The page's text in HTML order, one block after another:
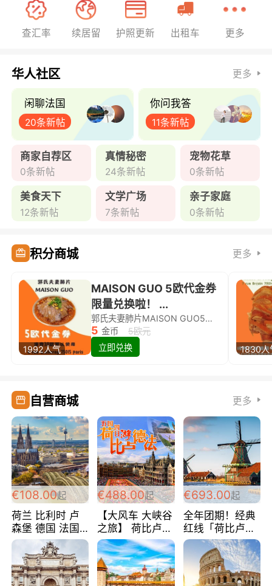
查汇率 续居留 护照更新 出租车 更多
华人社区 更多
闲聊法国
20条新帖
你问我答
11条新帖
商家自荐区
0条新帖
真情秘密
24条新帖
宠物花草
0条新帖
美食天下
12条新帖
文学广场
7条新帖
亲子家庭
0条新帖
积分商城 更多
1992人气
MAISON GUO 5欧代金券
限量兑换啦！ ...
郭氏夫妻肺片MAISON GUO5欧代金券限量兑换啦！
5 金币
5欧元
立即兑换
1830人
自营商城 更多
€108.00起
荷兰 比利时 卢
森堡 德国 法国
超爽玩遍西欧 循
环线 全程四星宾
馆 108欧/人/天
€488.00起
【大风车 大峡谷
之旅】 荷比卢德
法 巴黎上下 经
典五国四日游
488欧/人
€693.00起
全年团期！经典
红线「荷比卢德
法」七天循环 五
国 仅售99欧/人/
天！巴黎上下！
包拼房~